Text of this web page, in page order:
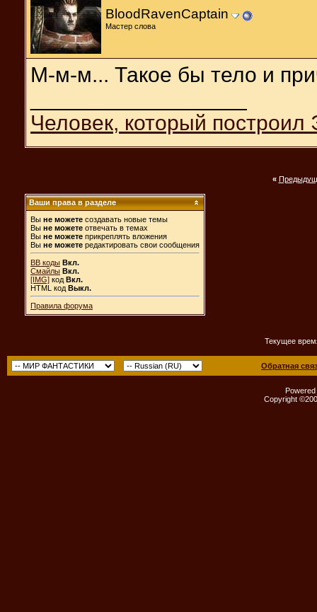
BloodRavenCaptain
Мастер слова
М-м-м... Такое бы тело и
Человек, который
«
Ваши права в разделе
Вы не можете создавать новые темы
Вы не можете отвечать в темах
Вы не можете прикреплять вложения
Вы не можете редактировать свои сообщения
BB коды Вкл.
Смайлы Вкл.
[IMG] код Вкл.
HTML код Выкл.
Правила форума
Текущее
Обратная
Copyright